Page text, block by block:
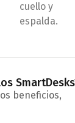
cuello y
espalda.
beneficios,